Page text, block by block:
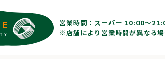
営業時間： スーパー 10:00〜
※店舗により営業時間が異なる場